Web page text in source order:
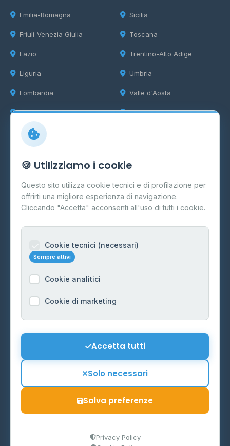
Emilia-Romagna
Friuli-Venezia Giulia
Lazio
Liguria
Lombardia
Marche
Sicilia
Toscana
Trentino-Alto Adige
Umbria
Valle d'Aosta
Veneto
Info
Cos'è il GPL
FAQ
Contatti
Informazioni legali
Cookie Policy
Preferenze Cookie
Mappa del sito
P.IVA 03859300364
🍪 Utilizziamo i cookie
Questo sito utilizza cookie tecnici e di profilazione per
offrirti una migliore esperienza di navigazione.
Cliccando "Accetta" acconsenti all'uso di tutti i cookie.
Cookie tecnici (necessari)
Sempre attivi
Cookie analitici
Cookie di marketing
Accetta tutti
Solo necessari
Salva preferenze
Privacy Policy